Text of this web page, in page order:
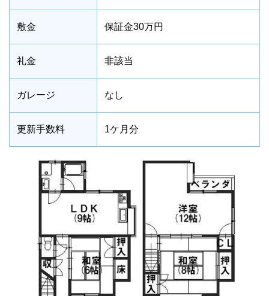
敷金 保証金30万円
礼金 非該当
ガレージ なし
更新手数料 1ケ月分